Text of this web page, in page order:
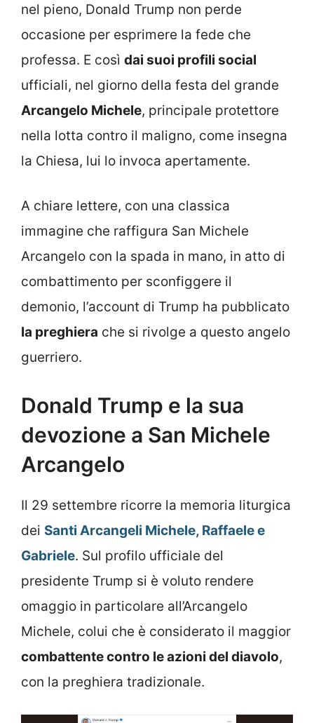
nel pieno, Donald Trump non perde
occasione per esprimere la fede che
professa. E così dai suoi profili social
ufficiali, nel giorno della festa del grande
Arcangelo Michele, principale protettore
nella lotta contro il maligno, come insegna
la Chiesa, lui lo invoca apertamente.
A chiare lettere, con una classica
immagine che raffigura San Michele
Arcangelo con la spada in mano, in atto di
combattimento per sconfiggere il
demonio, l’account di Trump ha pubblicato
la preghiera che si rivolge a questo angelo
guerriero.
Donald Trump e la sua
devozione a San Michele
Arcangelo
Il 29 settembre ricorre la memoria liturgica
dei Santi Arcangeli Michele, Raffaele e
Gabriele. Sul profilo ufficiale del
presidente Trump si è voluto rendere
omaggio in particolare all’Arcangelo
Michele, colui che è considerato il maggior
combattente contro le azioni del diavolo,
con la preghiera tradizionale.